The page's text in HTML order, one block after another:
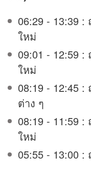
06:29 - 13:39
ใหม่
09:01 - 12:59
ใหม่
08:19 - 12:45
ต่าง ๆ
08:19 - 11:59 :
ใหม่
05:55 - 13:00